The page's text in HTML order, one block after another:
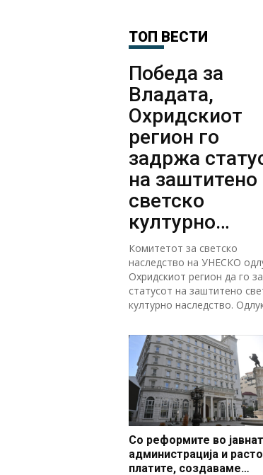
ТОП ВЕСТИ
Победа за
Владата,
Охридскиот
регион го
задржа
на заштитено
светско
културно
наследство
Комитетот за светско
наследство на УНЕСКО
Охридскиот регион да го
статусот на заштитено
културно наследство.
Со реформите во
администрација и
платите, создаваме